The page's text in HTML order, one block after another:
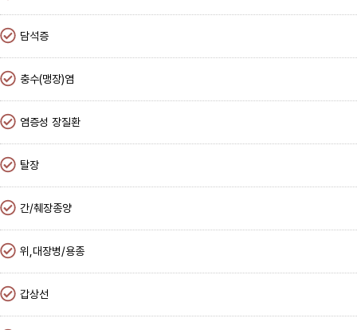
담석증
충수(맹장)염
염증성 장질환
탈장
간/췌장종양
위,대장병/용종
갑상선